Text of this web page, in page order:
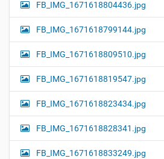
FB_IMG_1671618804436.jpg
FB_IMG_1671618799144.jpg
FB_IMG_1671618809510.jpg
FB_IMG_1671618819547.jpg
FB_IMG_1671618823434.jpg
FB_IMG_1671618828341.jpg
FB_IMG_1671618833249.jpg